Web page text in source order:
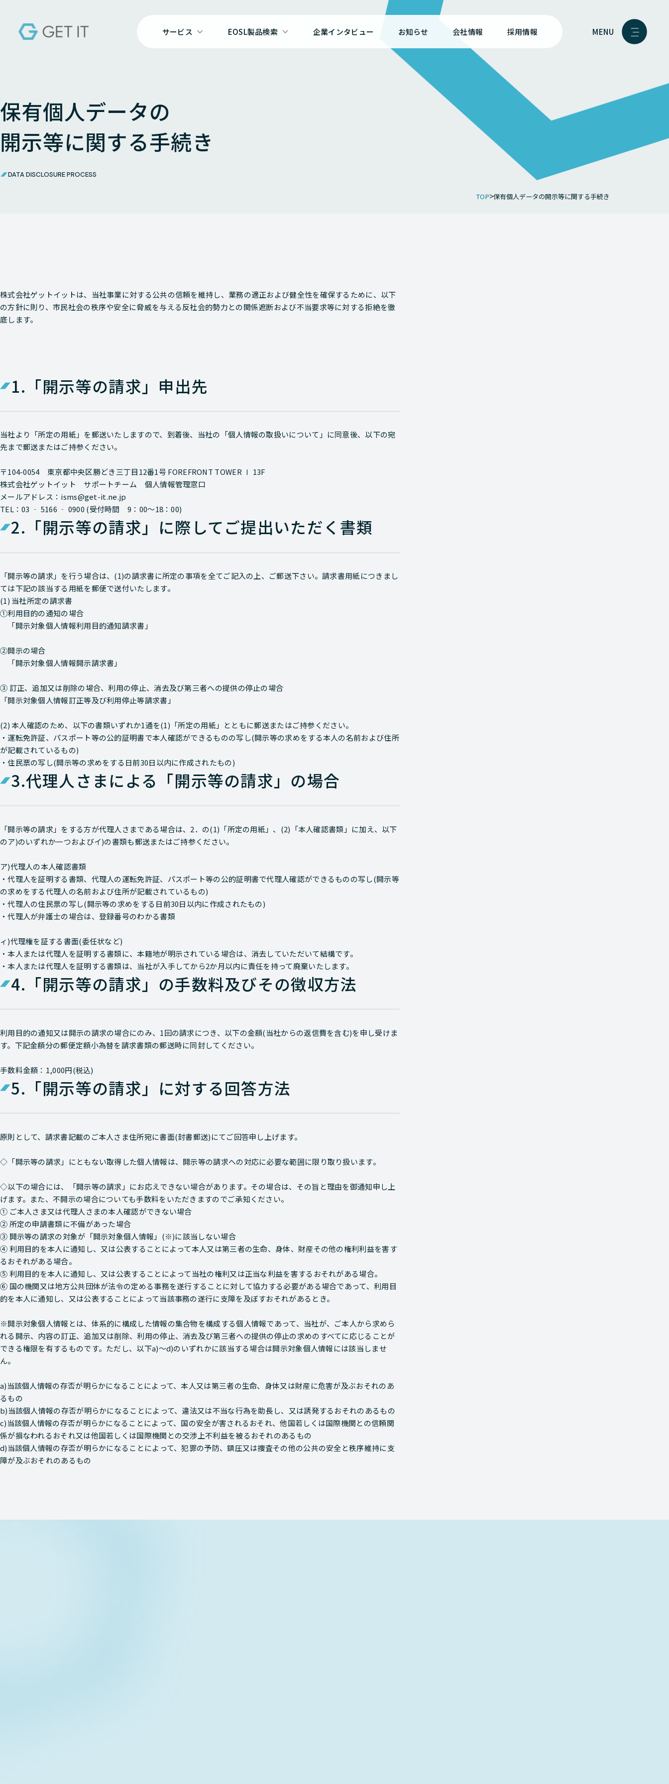
サービス EOSL製品検索 企業インタビュー お知らせ 会社情報 採用情報 MENU
保有個人データの
開示等に関する手続き
DATA DISCLOSURE PROCESS
TOP 保有個人データの開示等に関する手続き
株式会社ゲットイットは、当社事業に対する公共の信頼を維持し、業務の適正および健全性を確保するために、以下
の方針に則り、市民社会の秩序や安全に脅威を与える反社会的勢力との関係遮断および不当要求等に対する拒絶を徹
底します。
1. 「開示等の請求」申出先
当社より「所定の用紙」を郵送いたしますので、到着後、当社の「個人情報の取扱いについて」に同意後、以下の宛
先まで郵送またはご持参ください。
〒104-0054 東京都中央区勝どき三丁目12番1号 FOREFRONT TOWER Ⅰ 13F
株式会社ゲットイット サポートチーム 個人情報管理窓口
メールアドレス：isms@get-it.ne.jp
TEL：03 ‐ 5166 ‐ 0900 (受付時間 9：00～18：00)
2. 「開示等の請求」に際してご提出いただく書類
「開示等の請求」を行う場合は、(1)の請求書に所定の事項を全てご記入の上、ご郵送下さい。請求書用紙につきまし
ては下記の該当する用紙を郵便で送付いたします。
(1) 当社所定の請求書
①利用目的の通知の場合
「開示対象個人情報利用目的通知請求書」
②開示の場合
「開示対象個人情報開示請求書」
③ 訂正、追加又は削除の場合、利用の停止、消去及び第三者への提供の停止の場合
「開示対象個人情報訂正等及び利用停止等請求書」
(2) 本人確認のため、以下の書類いずれか1通を(1)「所定の用紙」とともに郵送またはご持参ください。
・運転免許証、パスポート等の公的証明書で本人確認ができるものの写し(開示等の求めをする本人の名前および住所
が記載されているもの)
・住民票の写し(開示等の求めをする日前30日以内に作成されたもの)
3.代理人さまによる「開示等の請求」の場合
「開示等の請求」をする方が代理人さまである場合は、2．の(1)「所定の用紙」、(2)「本人確認書類」に加え、以下
のア)のいずれか一つおよびイ)の書類も郵送またはご持参ください。
ア)代理人の本人確認書類
・代理人を証明する書類、代理人の運転免許証、パスポート等の公的証明書で代理人確認ができるものの写し(開示等
の求めをする代理人の名前および住所が記載されているもの)
・代理人の住民票の写し(開示等の求めをする日前30日以内に作成されたもの)
・代理人が弁護士の場合は、登録番号のわかる書類
ィ)代理権を証する書面(委任状など)
・本人または代理人を証明する書類に、本籍地が明示されている場合は、消去していただいて結構です。
・本人または代理人を証明する書類は、当社が入手してから2か月以内に責任を持って廃棄いたします。
4. 「開示等の請求」の手数料及びその徴収方法
利用目的の通知又は開示の請求の場合にのみ、1回の請求につき、以下の金額(当社からの返信費を含む)を申し受けま
す。下記金額分の郵便定額小為替を請求書類の郵送時に同封してください。
手数料金額：1,000円(税込)
5. 「開示等の請求」に対する回答方法
原則として、請求書記載のご本人さま住所宛に書面(封書郵送)にてご回答申し上げます。
◇「開示等の請求」にともない取得した個人情報は、開示等の請求への対応に必要な範囲に限り取り扱います。
◇以下の場合には、「開示等の請求」にお応えできない場合があります。その場合は、その旨と理由を御通知申し上
げます。また、不開示の場合についても手数料をいただきますのでご承知ください。
① ご本人さま又は代理人さまの本人確認ができない場合
② 所定の申請書類に不備があった場合
③ 開示等の請求の対象が「開示対象個人情報」(※)に該当しない場合
④ 利用目的を本人に通知し、又は公表することによって本人又は第三者の生命、身体、財産その他の権利利益を害す
るおそれがある場合。
⑤ 利用目的を本人に通知し、又は公表することによって当社の権利又は正当な利益を害するおそれがある場合。
⑥ 国の機関又は地方公共団体が法令の定める事務を遂行することに対して協力する必要がある場合であって、利用目
的を本人に通知し、又は公表することによって当該事務の遂行に支障を及ぼすおそれがあるとき。
※開示対象個人情報とは、体系的に構成した情報の集合物を構成する個人情報であって、当社が、ご本人から求めら
れる開示、内容の訂正、追加又は削除、利用の停止、消去及び第三者への提供の停止の求めのすべてに応じることが
できる権限を有するものです。ただし、以下a)～d)のいずれかに該当する場合は開示対象個人情報には該当しませ
ん。
a)当該個人情報の存否が明らかになることによって、本人又は第三者の生命、身体又は財産に危害が及ぶおそれのあ
るもの
b)当該個人情報の存否が明らかになることによって、違法又は不当な行為を助長し、又は誘発するおそれのあるもの
c)当該個人情報の存否が明らかになることによって、国の安全が害されるおそれ、他国若しくは国際機関との信頼関
係が損なわれるおそれ又は他国若しくは国際機関との交渉上不利益を被るおそれのあるもの
d)当該個人情報の存否が明らかになることによって、犯罪の予防、鎮圧又は捜査その他の公共の安全と秩序維持に支
障が及ぶおそれのあるもの